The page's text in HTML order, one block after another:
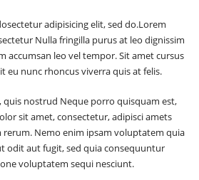
adipisicing elit, sed do.Lorem
Nulla fringilla purus at leo dignissim
accumsan leo vel tempor. Sit amet cursus
eu nunc rhoncus viverra quis at felis.
quis nostrud Neque porro quisquam est,
sit amet, consectetur, adipisci amets
rerum. Nemo enim ipsam voluptatem quia
odit aut fugit, sed quia consequuntur
voluptatem sequi nesciunt.